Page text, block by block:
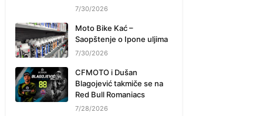
7/30/2026
Moto Bike Kać –
Saopštenje o Ipone uljima
7/30/2026
CFMOTO i Dušan
Blagojević takmiče se na
Red Bull Romaniacs
7/28/2026